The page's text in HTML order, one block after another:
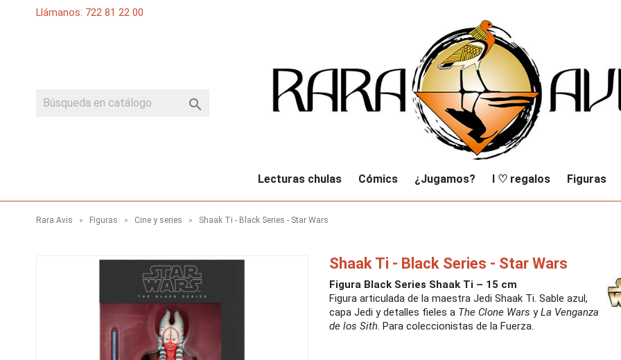
Llámanos: 722 81 22 00

Lecturas chulas Cómics ¿Jugamos? I ♡ regalos Figuras
Rara Avis Figuras Cine y series Shaak Ti - Black Series - Star Wars
Shaak Ti - Black Series - Star Wars
Figura Black Series Shaak Ti – 15 cm
Figura articulada de la maestra Jedi Shaak Ti. Sable azul,
capa Jedi y detalles fieles a The Clone Wars yLa Venganza
de los Sith. Para coleccionistas de la Fuerza.